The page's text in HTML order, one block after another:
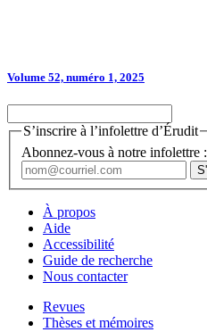
Volume 52, numéro 1, 2025
S’inscrire à l’infolettre d’Érudit
Abonnez-vous à notre infolettre :
À propos
Aide
Accessibilité
Guide de recherche
Nous contacter
Revues
Thèses et mémoires